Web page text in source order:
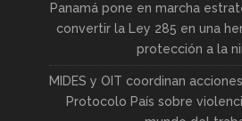
Panamá pone en marcha
convertir la Ley 285 en una
protección a la
MIDES y OIT coordinan
Protocolo País sobre